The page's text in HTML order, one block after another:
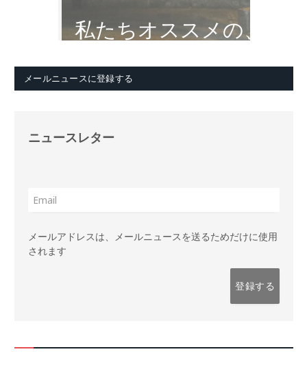
私たちオススメの、
メールニュースに登録する
ニュースレター
メールアドレスは、メールニュースを送るためだけに使用
されます